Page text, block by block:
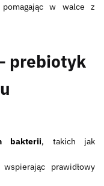
w walce z
prebiotyk
bakterii, takich jak
prawidłowy